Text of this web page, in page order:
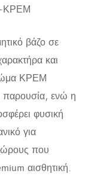
βάζο σε
και
ΚΡΕΜ
παρουσία, ενώ η
φυσική
για
που
αισθητική.